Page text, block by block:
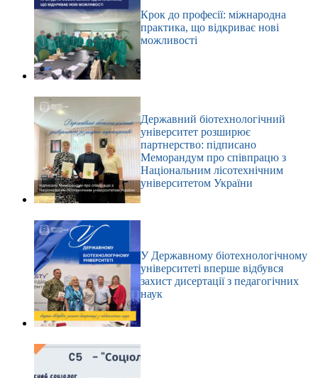
Крок до професії: міжнародна
практика, що відкриває нові
можливості
Державний біотехнологічний
університет розширює
партнерство: підписано
Меморандум про співпрацю з
Національним лісотехнічним
університетом України
У Державному біотехнологічному
університеті вперше відбувся
захист дисертації з педагогічних
наук